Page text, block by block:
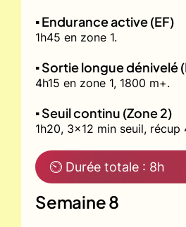
▪️ Endurance active (EF)
1h45 en zone 1.
▪️ Sortie longue dénivelé
4h15 en zone 1, 1800 m+.
▪️ Seuil continu (Zone 2)
1h20, 3x12 min seuil, récup
⏲ Durée totale : 8h
Semaine 8